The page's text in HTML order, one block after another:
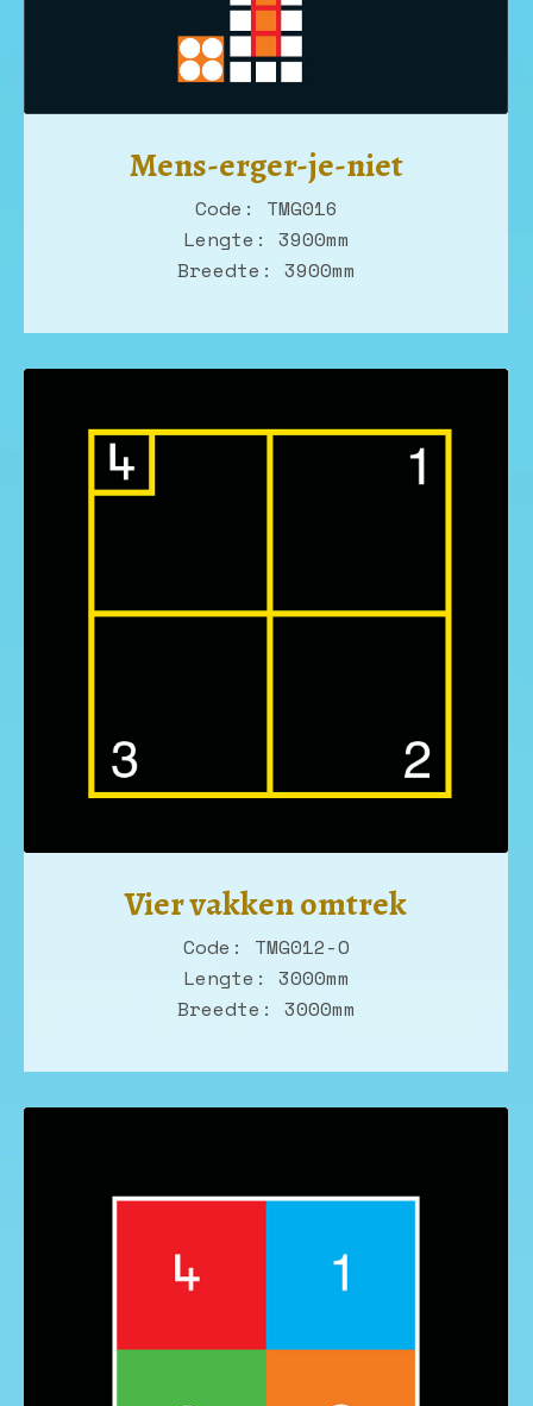
Mens-erger-je-niet
Code: TMG016
Lengte: 3900mm
Breedte: 3900mm
Vier vakken omtrek
Code: TMG012-O
Lengte: 3000mm
Breedte: 3000mm